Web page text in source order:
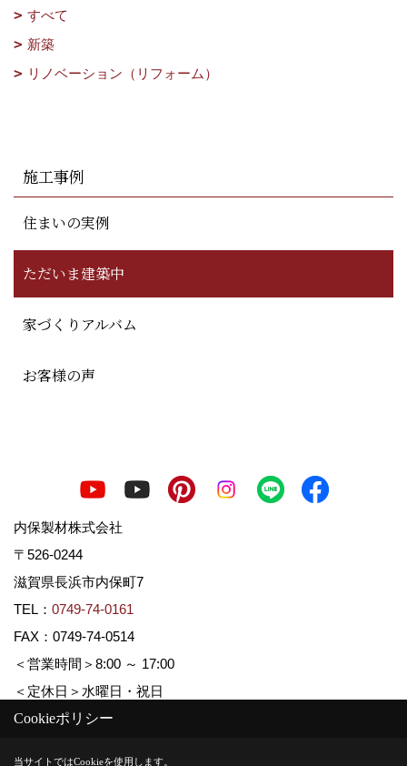
すべて
新築
リノベーション（リフォーム）
施工事例
住まいの実例
ただいま建築中
家づくりアルバム
お客様の声
内保製材株式会社
〒526-0244
滋賀県長浜市内保町7
TEL： 0749-74-0161
FAX：0749-74-0514
＜営業時間＞8:00 ～ 17:00
＜定休日＞水曜日・祝日
Copyright (c) Uchiboseizai. All Rights Reserved.
Cookieポリシー
当サイトではCookieを使用します。